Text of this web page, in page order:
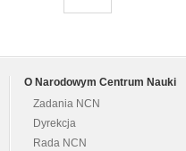
O Narodowym Centrum Nauki
Zadania NCN
Dyrekcja
Rada NCN